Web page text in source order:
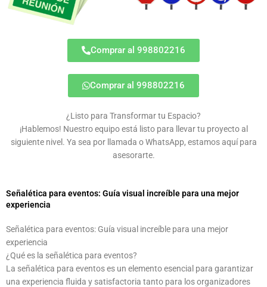
Comprar al 998802216
Comprar al 998802216
¿Listo para Transformar tu Espacio?
¡Hablemos! Nuestro equipo está listo para llevar tu proyecto al
siguiente nivel. Ya sea por llamada o WhatsApp, estamos aquí para
asesorarte.
Señalética para eventos: Guía visual increíble para una mejor
experiencia
Señalética para eventos: Guía visual increíble para una mejor
experiencia
¿Qué es la señalética para eventos?
La señalética para eventos es un elemento esencial para garantizar
una experiencia fluida y satisfactoria tanto para los organizadores